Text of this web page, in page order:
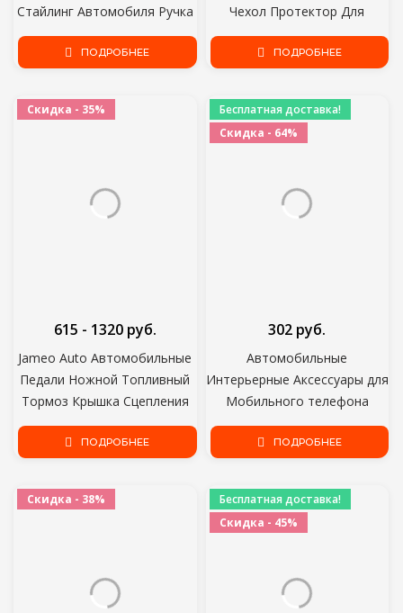
Стайлинг Автомобиля Ручка
Кондиционера Ручка
Переменного Тока
Переключатель Кнопка
Ручка Для Lada Granta
ПОДРОБНЕЕ
Чехол Протектор Для
Mercedes Benz E C G M R S
Class W204 W212 W176 GLC
Автомобильные Аксессуары
ПОДРОБНЕЕ
Скидка - 35%
Jameo Auto Автомобильные
Педали Ножной Топливный
Тормоз Крышка Сцепления
для Volkswagen VW Passat B8
Golf 7 Tiguan 2017 - 2021 для
615 - 1320 руб.
ПОДРОБНЕЕ
Бесплатная доставка!
Скидка - 64%
Автомобильные
Интерьерные Аксессуары для
Мобильного телефона
Mp3mp4 Pad GPS Anti Slip Car
Sticky Anti-Slip Mat
302 руб.
ПОДРОБНЕЕ
Скидка - 38%
Бесплатная доставка!
Скидка - 45%